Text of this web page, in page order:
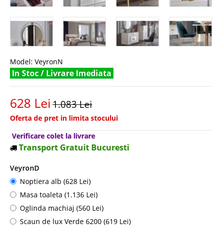
Model: VeyronN
In Stoc / Livrare Imediata
628 Lei1.083 Lei
Oferta de pret in limita stocului
Verificare colet la livrare
Transport Gratuit Bucuresti
VeyronD
Noptiera alb (628 Lei)
Masa toaleta (1.136 Lei)
Oglinda machiaj (560 Lei)
Scaun de lux Verde 6200 (619 Lei)